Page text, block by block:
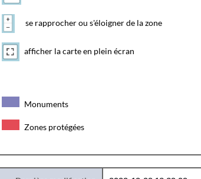
se rapprocher ou s'éloigner de la zone
afficher la carte en plein écran
Monuments
Zones protégées